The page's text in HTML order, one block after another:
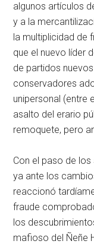
algunos artículos
y a la
la multiplicidad de
que el nuevo líder
de partidos
conservadores
unipersonal (entre
asalto del erario
remoquete, pero
Con el paso de
ya ante los
reaccionó
fraude
los
mafioso del Ñeñe